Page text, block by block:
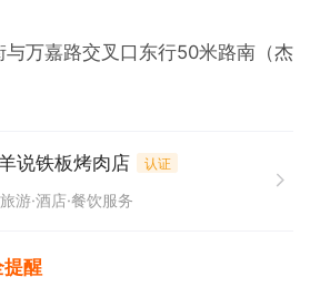
与万嘉路交叉口东行50米路南（杰
说铁板烤肉店 认证
旅游·酒店·餐饮服务
提醒